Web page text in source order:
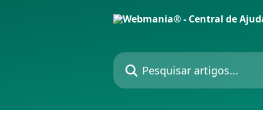
Pesquisar artigos...